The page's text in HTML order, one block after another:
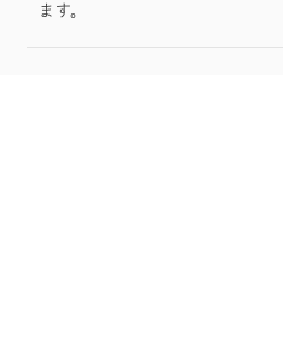
ます。